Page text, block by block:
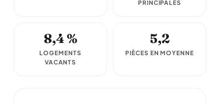
PRINCIPALES
8,4 %
LOGEMENTS
VACANTS
5,2
PIÈCES EN MOYENNE